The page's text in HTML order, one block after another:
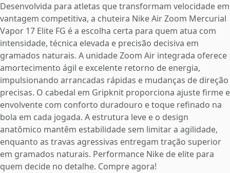
Desenvolvida para atletas que transformam velocidade em
vantagem competitiva, a chuteira Nike Air Zoom Mercurial
Vapor 17 Elite FG é a escolha certa para quem atua com
intensidade, técnica elevada e precisão decisiva em
gramados naturais. A unidade Zoom Air integrada oferece
amortecimento ágil e excelente retorno de energia,
impulsionando arrancadas rápidas e mudanças de direção
precisas. O cabedal em Gripknit proporciona ajuste firme e
envolvente com conforto duradouro e toque refinado na
bola em cada jogada. A estrutura leve e o design
anatômico mantêm estabilidade sem limitar a agilidade,
enquanto as travas agressivas entregam tração superior
em gramados naturais. Performance Nike de elite para
quem decide no detalhe. Compre agora!